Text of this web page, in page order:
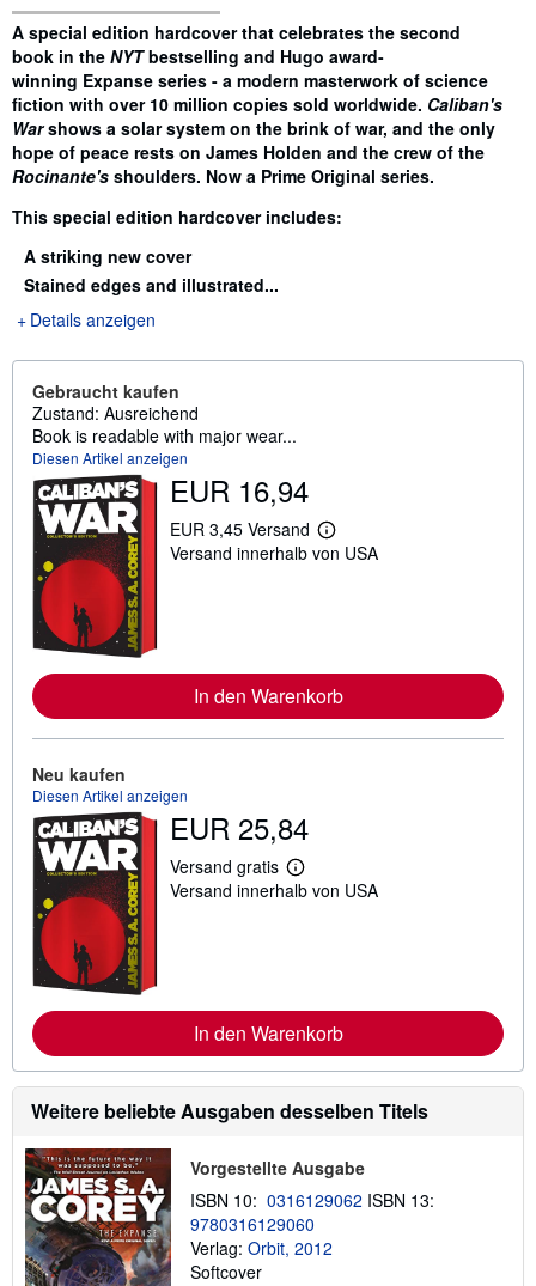
Inhaltsangabe
A special edition hardcover that celebrates the second
book in the NYTbestselling and Hugo award-
winning Expanse series - a modern masterwork of science
fiction with over 10 million copies sold worldwide. Caliban's
Warshows a solar system on the brink of war, and the only
hope of peace rests on James Holden and the crew of the
Rocinante's shoulders. Now a Prime Original series.
This special edition hardcover includes:
A striking new cover
Stained edges and illustrated...
Details anzeigen
Gebraucht kaufen
Zustand: Ausreichend
Book is readable with major wear...
Diesen Artikel anzeigen
EUR 16,94
EUR 3,45 Versand
W
e
f
o
r
z
d
k
o
s
t
Versand innerhalb von USA
In den Warenkorb
Neu kaufen
Diesen Artikel anzeigen
EUR 25,84
Versand gratis
W
e
f
o
r
m
a
o
n
e
n
z
u
Versand innerhalb von USA
In den Warenkorb
Weitere beliebte Ausgaben desselben Titels
Vorgestellte Ausgabe
ISBN 10: 0316129062 ISBN 13:
9780316129060
Verlag: Orbit, 2012
Softcover